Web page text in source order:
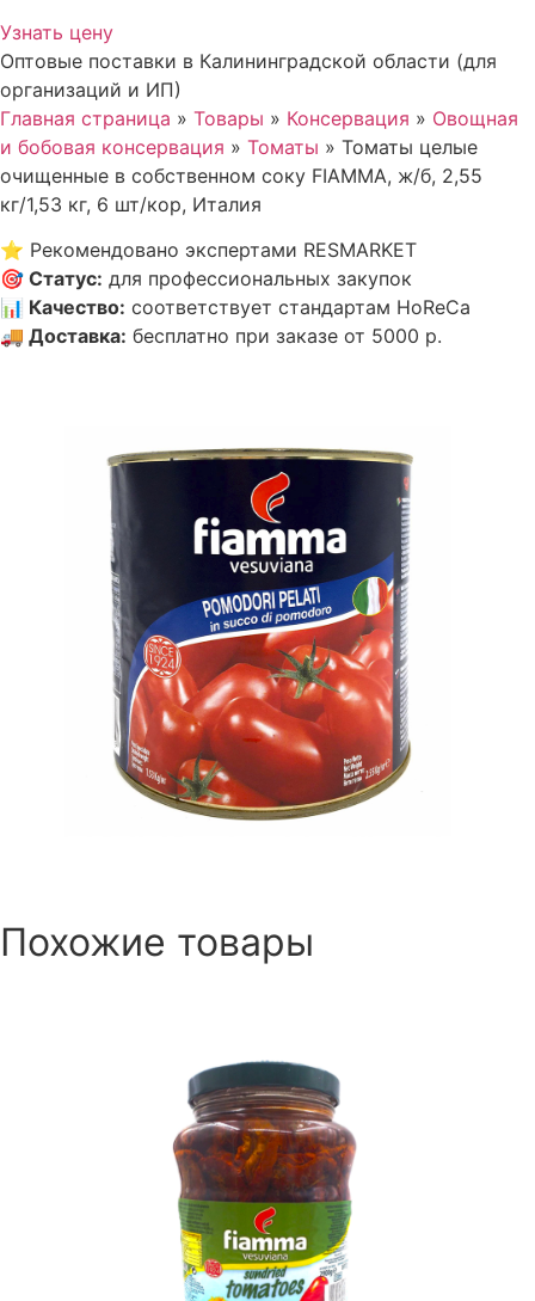
Узнать цену
Оптовые поставки в Калининградской области (для
организаций и ИП)
Главная страница » Товары » Консервация » Овощная
и бобовая консервация » Томаты » Томаты целые
очищенные в собственном соку FIAMMA, ж/б, 2,55
кг/1,53 кг, 6 шт/кор, Италия
⭐ Рекомендовано экспертами RESMARKET
🎯 Статус: для профессиональных закупок
📊 Качество: соответствует стандартам HoReCa
🚚 Доставка: бесплатно при заказе от 5000 р.
Похожие товары